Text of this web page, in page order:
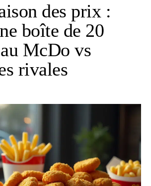
des prix :
boîte de 20
McDo vs
rivales